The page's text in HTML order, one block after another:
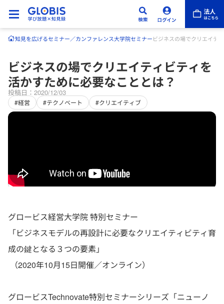
知見を広げるセミナー／カンファレンス大学院セミナービジネスの場でクリエイテ
ビジネスの場でクリエイティビティを
活かすために必要なこととは？
投稿日：2020/12/03
#経営 #テクノベート #クリエイティブ
グロービス経営大学院 特別セミナー
「ビジネスモデルの再設計に必要なクリエイティビティ育
成の鍵となる３つの要素」
（2020年10月15日開催／オンライン）
グロービスTechnovate特別セミナーシリーズ「ニューノ